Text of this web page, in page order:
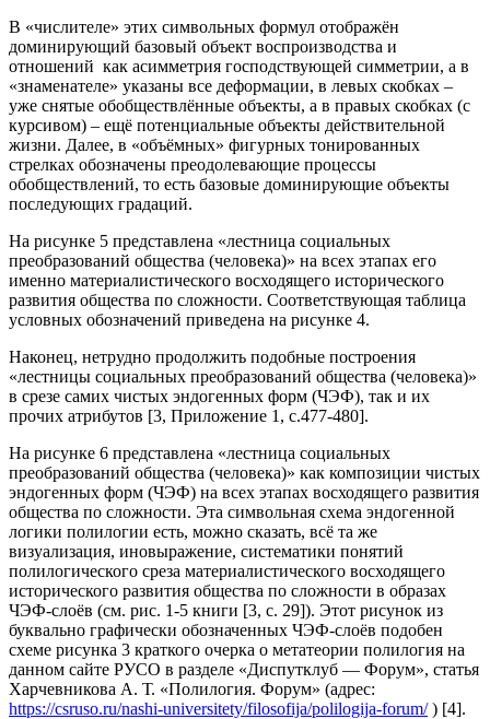
В «числителе» этих символьных формул отображён
доминирующий базовый объект воспроизводства и
отношений как асимметрия господствующей симметрии, а в
«знаменателе» указаны все деформации, в левых скобках –
уже снятые обобществлённые объекты, а в правых скобках (с
курсивом) – ещё потенциальные объекты действительной
жизни. Далее, в «объёмных» фигурных тонированных
стрелках обозначены преодолевающие процессы
обобществлений, то есть базовые доминирующие объекты
последующих градаций.
На рисунке 5 представлена «лестница социальных
преобразований общества (человека)» на всех этапах его
именно материалистического восходящего исторического
развития общества по сложности. Соответствующая таблица
условных обозначений приведена на рисунке 4.
Наконец, нетрудно продолжить подобные построения
«лестницы социальных преобразований общества (человека)»
в срезе самих чистых эндогенных форм (ЧЭФ), так и их
прочих атрибутов [3, Приложение 1, с.477-480].
На рисунке 6 представлена «лестница социальных
преобразований общества (человека)» как композиции чистых
эндогенных форм (ЧЭФ) на всех этапах восходящего развития
общества по сложности. Эта символьная схема эндогенной
логики полилогии есть, можно сказать, всё та же
визуализация, иновыражение, систематики понятий
полилогического среза материалистического восходящего
исторического развития общества по сложности в образах
ЧЭФ-слоёв (см. рис. 1-5 книги [3, с. 29]). Этот рисунок из
буквально графически обозначенных ЧЭФ-слоёв подобен
схеме рисунка 3 краткого очерка о метатеории полилогия на
данном сайте РУСО в разделе «Диспутклуб — Форум», статья
Харчевникова А. Т. «Полилогия. Форум» (адрес:
https://csruso.ru/nashi-universitety/filosofija/polilogija-forum/) [4].